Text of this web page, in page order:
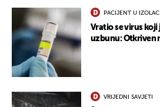
PACIJENT U
Vratio se virus
uzbunu: Otkriven
VRIJEDNI SAVJETI